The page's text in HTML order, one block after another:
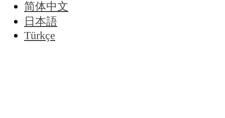
简体中文
日本語
Türkçe